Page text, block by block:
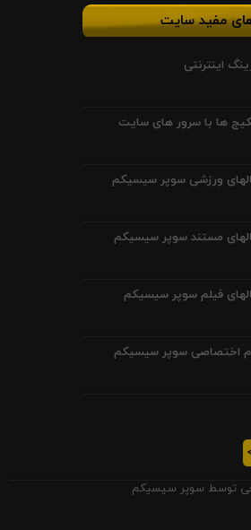
مفید سایت
اینترنتی
ها با سرور های سایت
ورزشی سوپر سیسیکم
مستند سوپر سیسیکم
فیلم سوپر سیسیکم
اختصاصی سوپر سیسیکم
توسط سوپر سیسیکم